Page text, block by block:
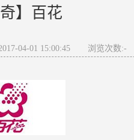
奇】百花
04-01 15:00:45 浏览次数:-